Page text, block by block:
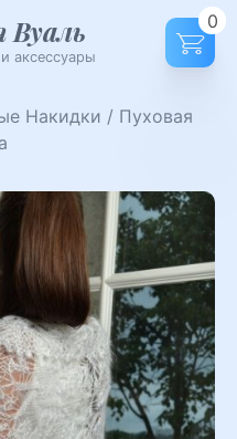
Вуаль
аксессуары
0
Накидки / Пуховая